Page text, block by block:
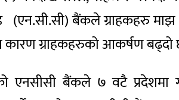
(एन.सी.सी) बैंकले ग्राहकहरु
कारण ग्राहकहरुको आकर्षण बढ्दो
एनसीसी बैंकले ७ वटै प्रदेशमा